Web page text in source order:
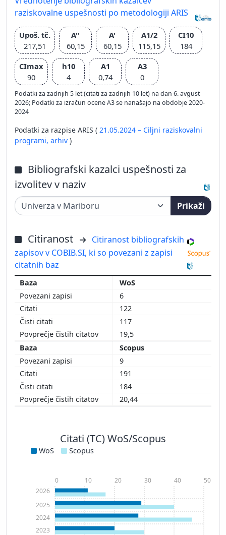
raziskovalne uspešnosti po metodologiji ARIS
Upoš. tč.
217,51
A''
60,15
A'
60,15
A1/2
115,15
CI10
184
CImax
90
h10
4
A1
0,74
A3
0
Podatki za zadnjih 5 let (citati za zadnjih 10 let) na dan 6. avgust
2026; Podatki za izračun ocene A3 se nanašajo na obdobje 2020-
2024
Podatki za razpise ARIS ( 21.05.2024 – Ciljni raziskovalni
programi, arhiv )
Bibliografski kazalci uspešnosti za
izvolitev v naziv
Prikaži
Citiranost
Citiranost bibliografskih
zapisov v COBIB.SI, ki so povezani z zapisi
citatnih baz
WoS
6
122
117
19,5
Scopus
9
191
184
20,44
Citati (TC) WoS/Scopus
WoS Scopus
2023
2024
2025
2026
0 10 20 30 40 50